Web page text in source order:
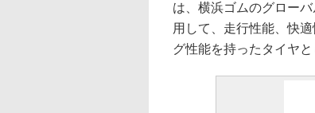
は、横浜ゴムのグロー
用して、走行性能、快
グ性能を持ったタイヤと